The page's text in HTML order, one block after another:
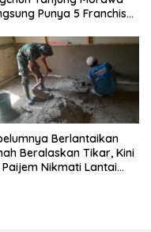
Punya 5 Franchise
Berlantaikan
Beralaskan Tikar, Kini
Paijem Nikmati Lantai